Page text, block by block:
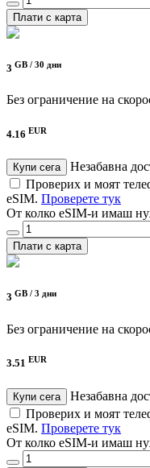
Плати с карта
3 GB / 30 дни
Без ограничение на
4.16 EUR
Купи сега
Незабавна
Проверих и моят
eSIM. Проверете тук
От колко eSIM-и имаш
Плати с карта
3 GB / 3 дни
Без ограничение на
3.51 EUR
Купи сега
Незабавна
Проверих и моят
eSIM. Проверете тук
От колко eSIM-и имаш